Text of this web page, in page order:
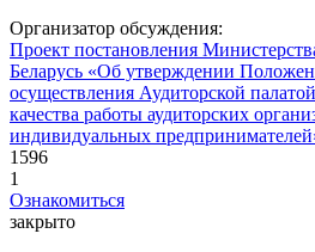
Организатор обсуждения:
Проект постановления
Беларусь «Об утверждении
осуществления Аудиторской
качества работы аудиторских
индивидуальных
1596
1
Ознакомиться
закрыто